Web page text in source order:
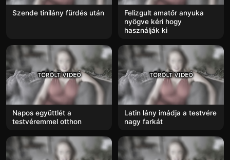
Szende tinilány fürdés után
Felizgult amatőr anyuka
nyögve kéri hogy
használják ki
Napos együttlét a
testvéremmel otthon
Latin lány imádja a testvére
nagy farkát